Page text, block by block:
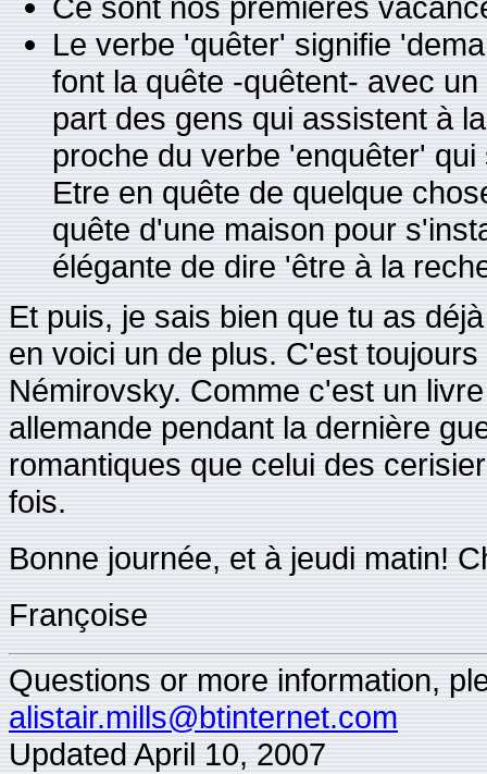
Ce sont nos premières
Le verbe 'quêter' signifie
font la quête -quêtent- avec
part des gens qui assistent à
proche du verbe 'enquêter'
Etre en quête de quelque
quête d'une maison pour
élégante de dire 'être à la
Et puis, je sais bien que tu as
en voici un de plus. C'est
Némirovsky. Comme c'est un
allemande pendant la dernière
romantiques que celui des
fois.
Bonne journée, et à jeudi matin!
Françoise
Questions or more information,
alistair.mills@btinternet.com
Updated April 10, 2007